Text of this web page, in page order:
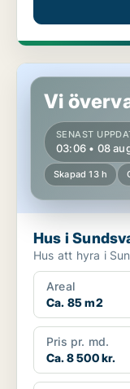
Hus i Sundsvall
Vi
SENAST
03:06 • 08
Skapad 13 h
Hus i
Areal
Ca. 85 m2
Pris pr. md.
Ca. 8 500 kr.